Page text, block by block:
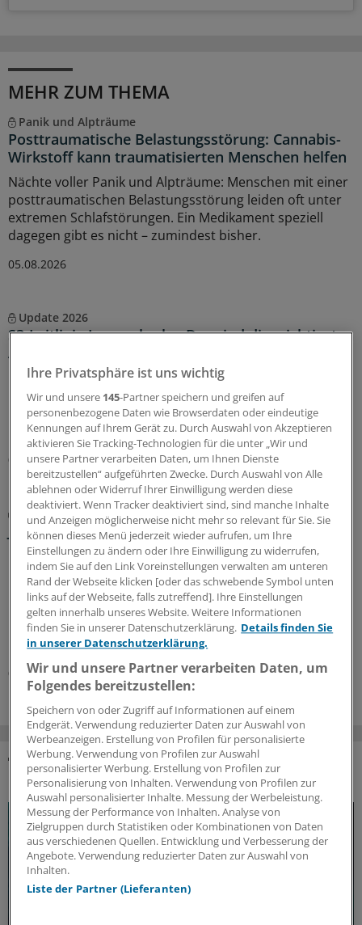
MEHR ZUM THEMA
Panik und Alpträume
Posttraumatische Belastungsstörung: Cannabis-
Wirkstoff kann traumatisierten Menschen helfen
Nächte voller Panik und Alpträume: Menschen mit einer
posttraumatischen Belastungsstörung leiden oft unter
extremen Schlafstörungen. Ein Medikament speziell
dagegen gibt es nicht – zumindest bisher.
05.08.2026
Update 2026
S3-Leitlinie Lungenkrebs: Das sind die wichtigsten
Änderungen
Die S3-Leitlinie „Prävention, Diagnostik, Therapie und
Nachsorge des Lungenkarzinoms“ wurde aktualisiert.
Professor Wolfgang Schütte erläutert, was für
Hausärztinnen und Hausärzte wichtig ist.
05.08.2026
Keine Alternative verfügbar
Japanische Enzephalitis: Lieferengpass bei
Impfstoff
Bis Ende September ist mit einem Lieferengpass bei
Ixiaro®zu rechnen. Es handelt sich um die einzige in
Deutschland zum Schutz vor der Japanischen
Enzephalitis zugelassene Vakzine. Welche Möglichkeiten
haben Ärzte nun?
04.08.2026
DAS KÖNNTE SIE AUCH INTERESSIEREN
Ihre Privatsphäre ist uns wichtig
Wir und unsere 145-Partner speichern und greifen auf
personenbezogene Daten wie Browserdaten oder eindeutige
Kennungen auf Ihrem Gerät zu. Durch Auswahl von Akzeptieren
aktivieren Sie Tracking-Technologien für die unter „Wir und
unsere Partner verarbeiten Daten, um Ihnen Dienste
bereitzustellen“ aufgeführten Zwecke. Durch Auswahl von Alle
ablehnen oder Widerruf Ihrer Einwilligung werden diese
deaktiviert. Wenn Tracker deaktiviert sind, sind manche Inhalte
und Anzeigen möglicherweise nicht mehr so relevant für Sie. Sie
können dieses Menü jederzeit wieder aufrufen, um Ihre
Einstellungen zu ändern oder Ihre Einwilligung zu widerrufen,
indem Sie auf den Link Voreinstellungen verwalten am unteren
Rand der Webseite klicken [oder das schwebende Symbol unten
links auf der Webseite, falls zutreffend]. Ihre Einstellungen
gelten innerhalb unseres Website. Weitere Informationen
finden Sie in unserer Datenschutzerklärung. Details finden Sie
in unserer Datenschutzerklärung.
Wir und unsere Partner verarbeiten Daten, um
Folgendes bereitzustellen:
Speichern von oder Zugriff auf Informationen auf einem
Endgerät. Verwendung reduzierter Daten zur Auswahl von
Werbeanzeigen. Erstellung von Profilen für personalisierte
Werbung. Verwendung von Profilen zur Auswahl
personalisierter Werbung. Erstellung von Profilen zur
Personalisierung von Inhalten. Verwendung von Profilen zur
Auswahl personalisierter Inhalte. Messung der Werbeleistung.
Messung der Performance von Inhalten. Analyse von
Zielgruppen durch Statistiken oder Kombinationen von Daten
aus verschiedenen Quellen. Entwicklung und Verbesserung der
Angebote. Verwendung reduzierter Daten zur Auswahl von
Inhalten.
Liste der Partner (Lieferanten)